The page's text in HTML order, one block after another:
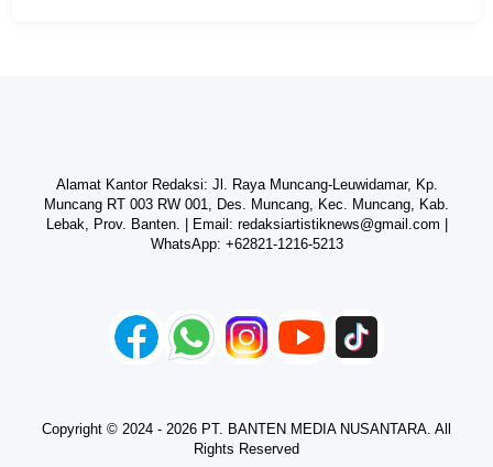
Alamat Kantor Redaksi: Jl. Raya Muncang-Leuwidamar, Kp.
Muncang RT 003 RW 001, Des. Muncang, Kec. Muncang, Kab.
Lebak, Prov. Banten. | Email: redaksiartistiknews@gmail.com
WhatsApp: +62821-1216-5213
Copyright © 2024 - 2026 PT. BANTEN MEDIA NUSANTARA. All
Rights Reserved